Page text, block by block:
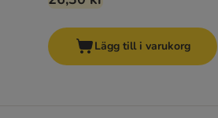
Lägg till i varukorg